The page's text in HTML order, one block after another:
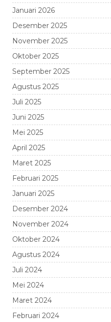
Januari 2026
Desember 2025
November 2025
Oktober 2025
September 2025
Agustus 2025
Juli 2025
Juni 2025
Mei 2025
April 2025
Maret 2025
Februari 2025
Januari 2025
Desember 2024
November 2024
Oktober 2024
Agustus 2024
Juli 2024
Mei 2024
Maret 2024
Februari 2024